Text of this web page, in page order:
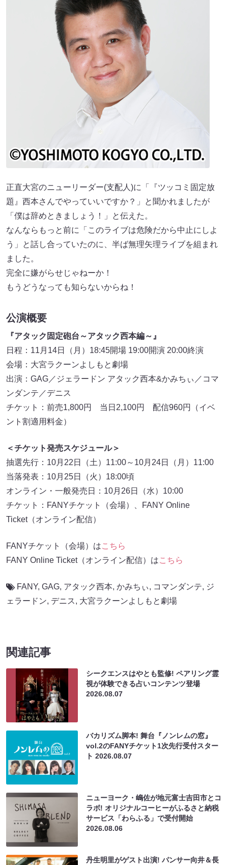
正直大宮のニューリーダー(支配人)に「『ツッコミ固定放
題』西本さんでやっていいですか？」と聞かれましたが
「僕は辞めときましょう！」と伝えた。
なんならもっと前に「このライブは危険だから中止にしよ
う」と話し合っていたのに、半ば無理矢理ライブを組まれ
ました。
完全に嫌がらせじゃねーか！
もうどうなっても知らないからね！
公演概要
『アタック固定砲台～アタック西本編～』
日程：11月14日（月）18:45開場 19:00開演 20:00終演
会場：大宮ラクーンよしもと劇場
出演：GAG／ジェラードン アタック西本&かみちぃ／コマ
ンダンテ／デニス
チケット：前売1,800円 当日2,100円 配信960円（イベ
ント割適用料金）
＜チケット発売スケジュール＞
抽選先行：10月22日（土）11:00～10月24日（月）11:00
当落発表：10月25日（火）18:00頃
オンライン・一般発売日：10月26日（水）10:00
チケット：FANYチケット（会場）、FANY Online
Ticket（オンライン配信）
FANYチケット（会場）はこちら
FANY Online Ticket（オンライン配信）はこちら
FANY, GAG, アタック西本, かみちぃ, コマンダンテ, ジ
ェラードン, デニス, 大宮ラクーンよしもと劇場
関連記事
シークエンスはやとも監修! ペアリング霊
視が体験できる占いコンテンツ登場
2026.08.07
バカリズム脚本! 舞台『ノンレムの窓』
vol.2のFANYチケット1次先行受付スター
ト2026.08.07
ニューヨーク・嶋佐が地元富士吉田市とコ
ラボ! オリジナルコーヒーがふるさと納税
サービス「わらふる」で受付開始
2026.08.06
丹生明里がゲスト出演! パンサー向井＆長